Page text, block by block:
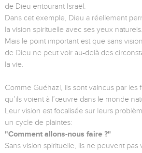
de Dieu entourant Israël.
Dans cet exemple, Dieu a réellement
la vision spirituelle avec ses yeux naturels.
Mais le point important est que sans
de Dieu ne peut voir au-delà des
la vie.
Comme Guéhazi, ils sont vaincus par les
qu’ils voient à l’œuvre dans le monde
Leur vision est focalisée sur leurs
un cycle de plaintes:
"Comment allons-nous faire ?"
Sans vision spirituelle, ils ne peuvent